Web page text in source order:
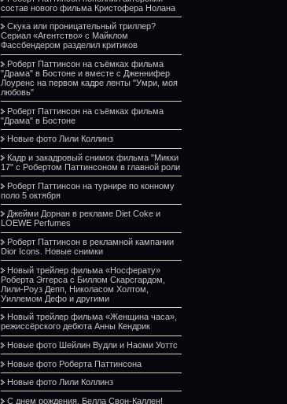
состав нового фильма Кристофера Нолана
Скука или проницательный триллер?
Сериал «Агентство» с Майклом
Фассбендером разделил критиков
Роберт Паттинсон на съёмках фильма
"Драма" в Бостоне и вместе с Дженнифер
Лоуренс на первом кадре ленты "Умри, моя
любовь"
Роберт Паттинсон на съёмках фильма
"Драма" в Бостоне
Новые фото Лили Коллинз
Кадр и закадровый снимок фильма "Микки
17" с Робертом Паттинсоном в главной роли
Роберт Паттинсон на турнире по конному
поло 5 октября
Джейми Дорнан в рекламе Diet Coke и
LOEWE Perfumes
Роберт Паттинсон в рекламной кампании
Dior Icons. Новые снимки
Новый трейлер фильма «Носферату»
Роберта Эггерса с Биллом Скарсгардом,
Лили-Роуз Депп, Николасом Холтом,
Уиллемом Дефо и другими
Новый трейлер фильма «Женщина часа»,
режиссёрского дебюта Анны Кендрик
Новые фото Шейлин Вудли и Наоми Уоттс
Новые фото Роберта Паттинсона
Новые фото Лили Коллинз
С днем рождения, Белла Свон-Каллен!